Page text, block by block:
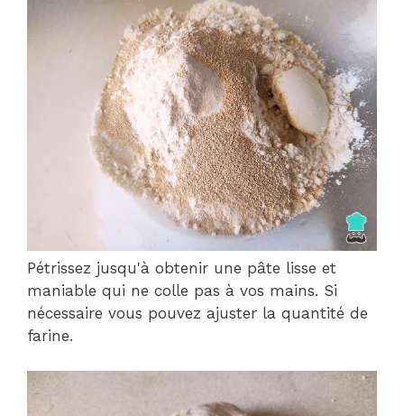
Pétrissez jusqu'à obtenir une pâte lisse et
maniable qui ne colle pas à vos mains. Si
nécessaire vous pouvez ajuster la quantité de
farine.